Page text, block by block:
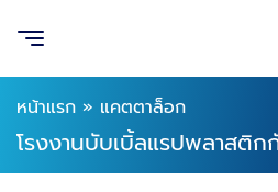
หน้าแรก » แคตตาล็อก
โรงงานบับเบิ้ลแรปพลาสติก